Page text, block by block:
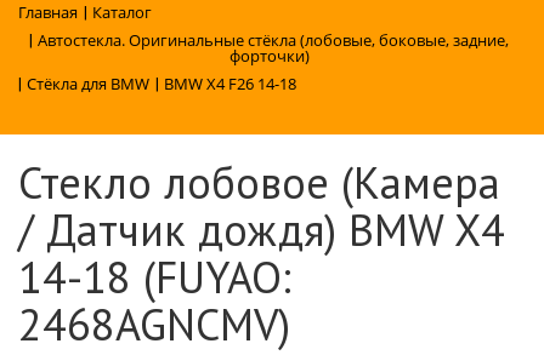
Главная | Каталог
| Автостекла. Оригинальные стёкла (лобовые, боковые, задние,
форточки)
| Стёкла для BMW | BMW X4 F26 14-18
Стекло лобовое (Камера
/ Датчик дождя) BMW X4
14-18 (FUYAO:
2468AGNCMV)